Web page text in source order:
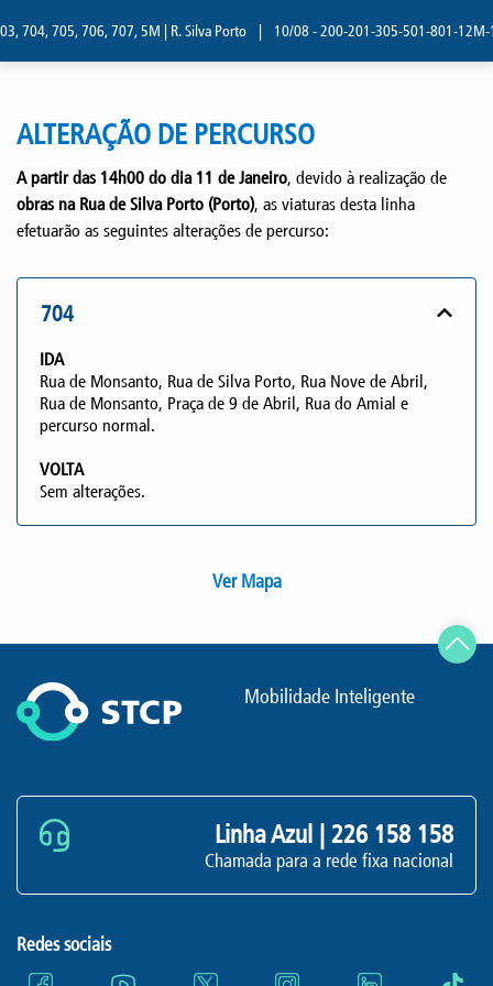
704, 705, 706, 707, 5M | R. Silva Porto 10/08 - 200-201-305-501-801-12M-
ALTERAÇÃO DE PERCURSO
A partir das 14h00 do dia 11 de Janeiro, devido à realização de
obras na Rua de Silva Porto (Porto), as viaturas desta linha
efetuarão as seguintes alterações de percurso:
704
IDA
Rua de Monsanto, Rua de Silva Porto, Rua Nove de Abril,
Rua de Monsanto, Praça de 9 de Abril, Rua do Amial e
percurso normal.
VOLTA
Sem alterações.
Ver Mapa
Mobilidade Inteligente
Linha Azul | 226 158 158
Chamada para a rede fixa nacional
Redes sociais